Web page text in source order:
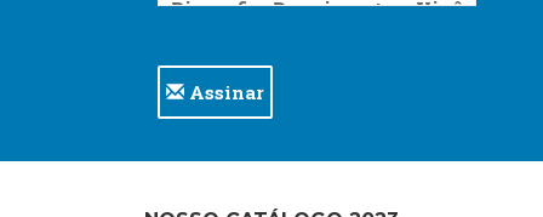
Assinar